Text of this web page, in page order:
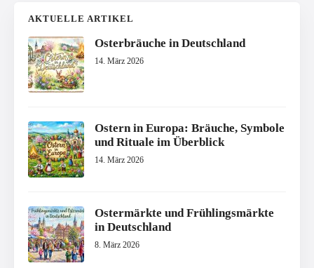
AKTUELLE ARTIKEL
Osterbräuche in Deutschland
14. März 2026
Ostern in Europa: Bräuche, Symbole
und Rituale im Überblick
14. März 2026
Ostermärkte und Frühlingsmärkte
in Deutschland
8. März 2026